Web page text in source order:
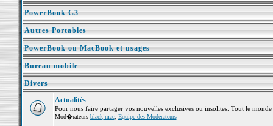
PowerBook G3
Autres Portables
PowerBook ou MacBook et usages
Bureau mobile
Divers
Actualités
Pour nous faire partager vos nouvelles exclusives ou insolites. Tout le
Mod�rateurs blackjmac, Equipe des Modérateurs